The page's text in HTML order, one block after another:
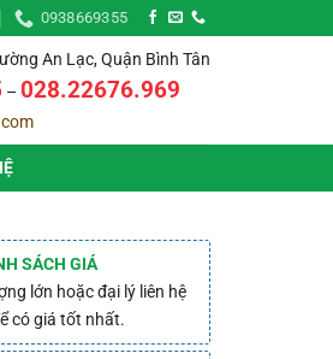
0938669355
An Lạc, Quận Bình Tân
– 028.22676.969
SÁCH GIÁ
lớn hoặc đại lý liên hệ
có giá tốt nhất.